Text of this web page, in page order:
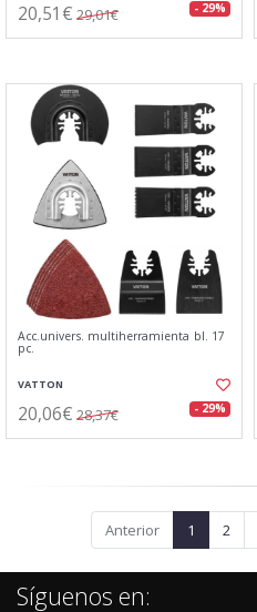
20,51€ 29,01€ - 29%
Acc.univers. multiherramienta bl. 17
pc.
VATTON
20,06€ 28,37€ - 29%
Anterior 1 2
Síguenos en: